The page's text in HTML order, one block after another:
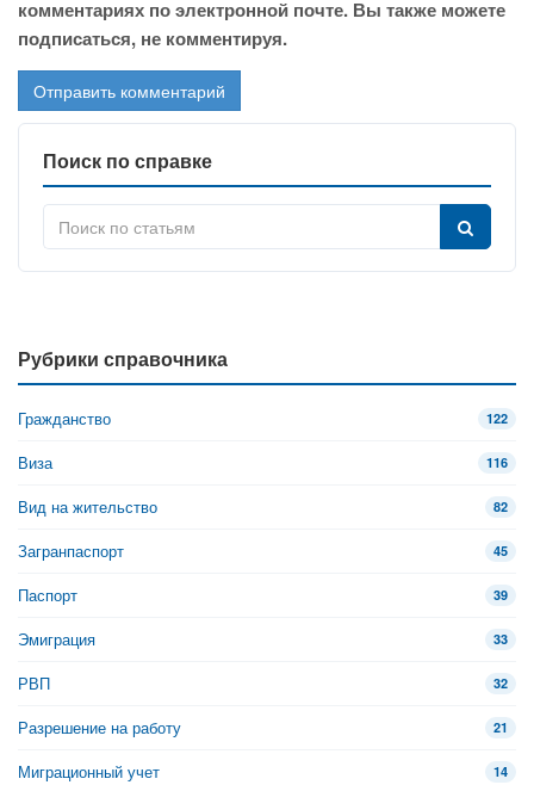
комментариях по электронной почте. Вы также можете
подписаться, не комментируя.
Поиск по справке
Рубрики справочника
Гражданство 122
Виза 116
Вид на жительство 82
Загранпаспорт 45
Паспорт 39
Эмиграция 33
РВП 32
Разрешение на работу 21
Миграционный учет 14